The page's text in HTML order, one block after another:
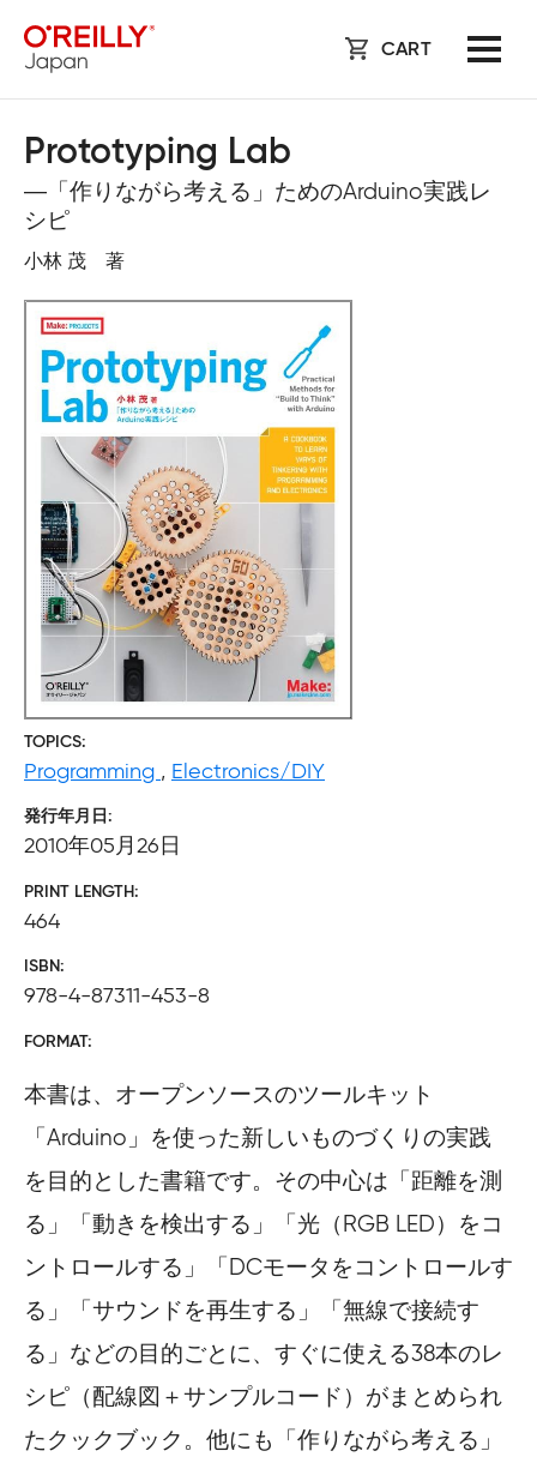
CART
Prototyping Lab
―「作りながら考える」ためのArduino実践レ
シピ
小林 茂 著
TOPICS
Programming , Electronics/DIY
発行年月日
2010年05月26日
PRINT LENGTH
464
ISBN
978-4-87311-453-8
FORMAT
本書は、オープンソースのツールキット
「Arduino」を使った新しいものづくりの実践
を目的とした書籍です。その中心は「距離を測
る」「動きを検出する」「光（RGB LED）をコ
ントロールする」「DCモータをコントロールす
る」「サウンドを再生する」「無線で接続す
る」などの目的ごとに、すぐに使える38本のレ
シピ（配線図＋サンプルコード）がまとめられ
たクックブック。他にも「作りながら考える」